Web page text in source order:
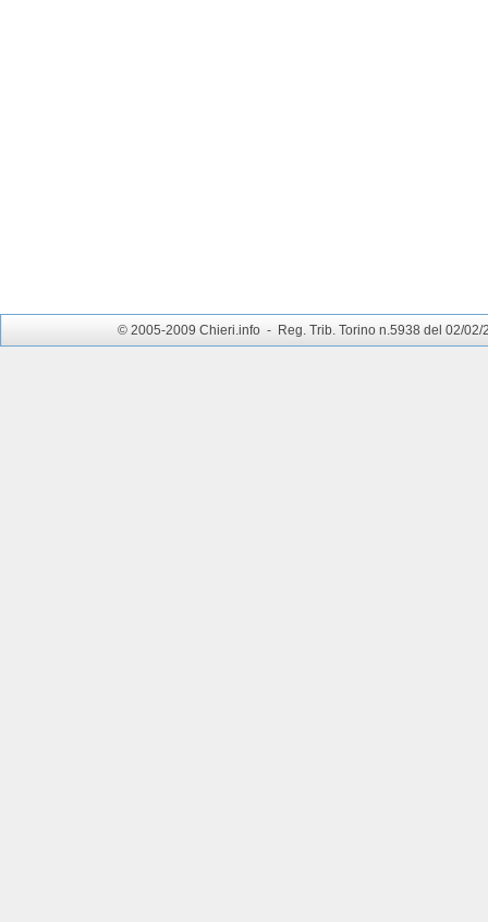
© 2005-2009 Chieri.info - Reg. Trib. Torino n.5938 del 02/02/